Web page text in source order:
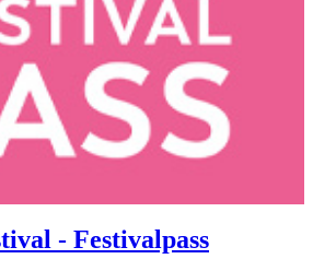
- Festivalpass